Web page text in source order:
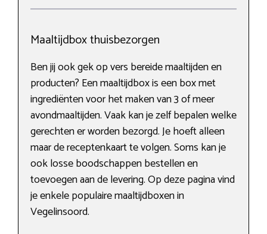
Maaltijdbox thuisbezorgen
Ben jij ook gek op vers bereide maaltijden en
producten? Een maaltijdbox is een box met
ingrediënten voor het maken van 3 of meer
avondmaaltijden. Vaak kan je zelf bepalen welke
gerechten er worden bezorgd. Je hoeft alleen
maar de receptenkaart te volgen. Soms kan je
ook losse boodschappen bestellen en
toevoegen aan de levering. Op deze pagina vind
je enkele populaire maaltijdboxen in
Vegelinsoord.